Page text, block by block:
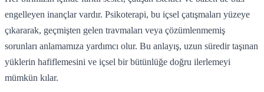
engelleyen inançlar vardır. Psikoterapi, bu içsel çatışmaları yüzeye
çıkararak, geçmişten gelen travmaları veya çözümlenmemiş
sorunları anlamamıza yardımcı olur. Bu anlayış, uzun süredir taşınan
yüklerin hafiflemesini ve içsel bir bütünlüğe doğru ilerlemeyi
mümkün kılar.